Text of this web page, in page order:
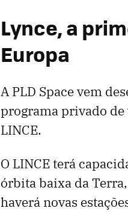
Lynce, a
Europa
A PLD Space vem
programa privado de
LINCE.
O LINCE terá
órbita baixa da
haverá novas